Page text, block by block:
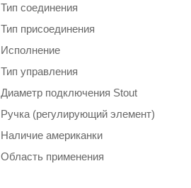
Тип соединения
Тип присоединения
Исполнение
Тип управления
Диаметр подключения Stout
Ручка (регулирующий элемент)
Наличие американки
Область применения